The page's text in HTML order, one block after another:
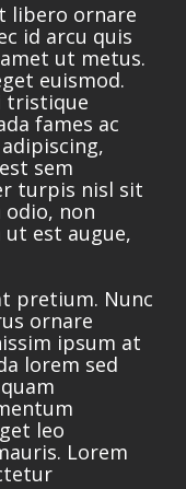
libero ornare
id arcu quis
ut metus.
euismod.
tristique
fames ac
sem
turpis nisl sit
non
est augue,
pretium. Nunc
ornare
ipsum at
lorem sed
leo
Lorem